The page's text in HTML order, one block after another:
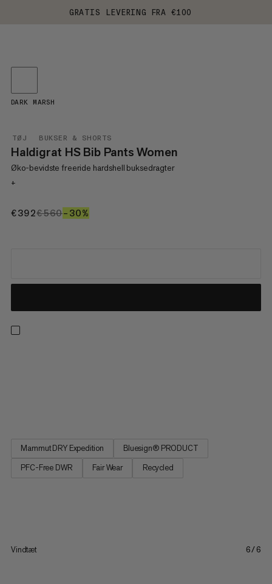
GRATIS LEVERING FRA €100
TØJ BUKSER & SHORTS
Haldigrat HS Bib Pants Women
Øko-bevidste freeride hardshell buksedragter
+
€392€392
€560€560
–30%
DARK MARSH
Mammut DRY Expedition
Bluesign® PRODUCT
PFC-Free DWR
Fair Wear Recycled
Vindtæt 6/6